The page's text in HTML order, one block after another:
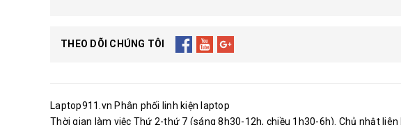
THEO DÕI CHÚNG TÔI
Laptop911.vn Phân phối linh kiện laptop
Thời gian làm việc Thứ 2-thứ 7 (sáng 8h30-12h, chiều 1h30-6h). Chủ nhật